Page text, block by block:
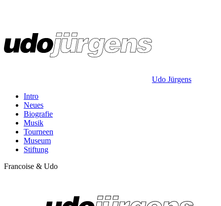
Udo Jürgens
Intro
Neues
Biografie
Musik
Tourneen
Museum
Stiftung
Francoise & Udo